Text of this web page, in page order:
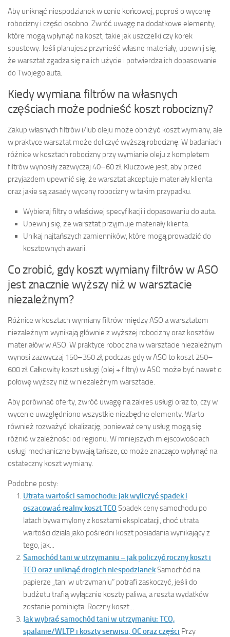
Aby uniknąć niespodzianek w cenie końcowej, poproś o wycenę
robocizny i części osobno. Zwróć uwagę na dodatkowe elementy,
które mogą wpłynąć na koszt, takie jak uszczelki czy korek
spustowy. Jeśli planujesz przynieść własne materiały, upewnij się,
że warsztat zgadza się na ich użycie i potwierdza ich dopasowanie
do Twojego auta.
Kiedy wymiana filtrów na własnych
częściach może podnieść koszt robocizny?
Zakup własnych filtrów i/lub oleju może obniżyć koszt wymiany, ale
w praktyce warsztat może doliczyć wyższą robociznę. W badaniach
różnice w kosztach robocizny przy wymianie oleju z kompletem
filtrów wynosiły zazwyczaj 40–60 zł. Kluczowe jest, aby przed
przyjazdem upewnić się, że warsztat akceptuje materiały klienta
oraz jakie są zasady wyceny robocizny w takim przypadku.
Wybieraj filtry o właściwej specyfikacji i dopasowaniu do auta.
Upewnij się, że warsztat przyjmuje materiały klienta.
Unikaj najtańszych zamienników, które mogą prowadzić do
kosztownych awarii.
Co zrobić, gdy koszt wymiany filtrów w ASO
jest znacznie wyższy niż w warsztacie
niezależnym?
Różnice w kosztach wymiany filtrów między ASO a warsztatem
niezależnym wynikają głównie z wyższej robocizny oraz kosztów
materiałów w ASO. W praktyce robocizna w warsztacie niezależnym
wynosi zazwyczaj 150–350 zł, podczas gdy w ASO to koszt 250–
600 zł. Całkowity koszt usługi (olej + filtry) w ASO może być nawet o
połowę wyższy niż w niezależnym warsztacie.
Aby porównać oferty, zwróć uwagę na zakres usługi oraz to, czy w
wycenie uwzględniono wszystkie niezbędne elementy. Warto
również rozważyć lokalizację, ponieważ ceny usług mogą się
różnić w zależności od regionu. W mniejszych miejscowościach
usługi mechaniczne bywają tańsze, co może znacząco wpłynąć na
ostateczny koszt wymiany.
Podobne posty:
Utrata wartości samochodu: jak wyliczyć spadek i
oszacować realny koszt TCO Spadek ceny samochodu po
latach bywa mylony z kosztami eksploatacji, choć utrata
wartości działa jako pośredni koszt posiadania wynikający z
tego, jak...
Samochód tani w utrzymaniu – jak policzyć roczny koszt i
TCO oraz uniknąć drogich niespodzianekSamochód na
papierze „tani w utrzymaniu” potrafi zaskoczyć, jeśli do
budżetu trafią wyłącznie koszty paliwa, a reszta wydatków
zostanie pominięta. Roczny koszt...
Jak wybrać samochód tani w utrzymaniu: TCO,
spalanie/WLTP i koszty serwisu, OC oraz części Przy